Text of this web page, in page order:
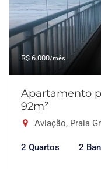
R$ 6.000/mês
Apartamento
92m²
Aviação, Praia
2 Quartos 2